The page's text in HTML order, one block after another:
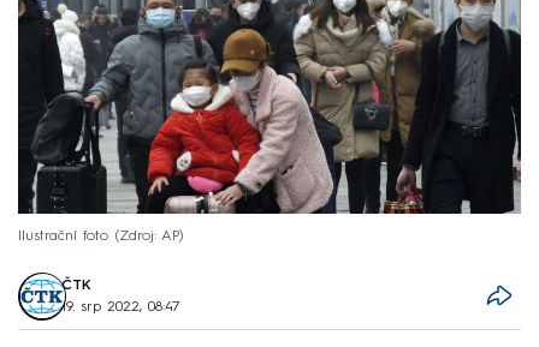
Ilustrační foto Zdroj: AP
ČTK
19. srp 2022, 08:47